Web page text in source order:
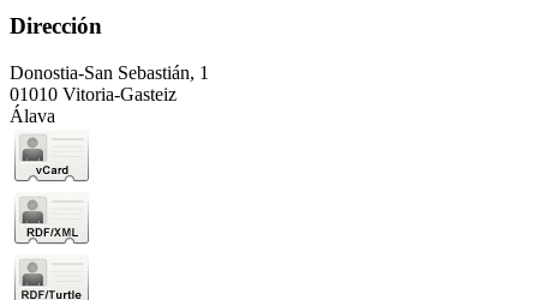
Dirección
Donostia-San Sebastián, 1
01010 Vitoria-Gasteiz
Álava